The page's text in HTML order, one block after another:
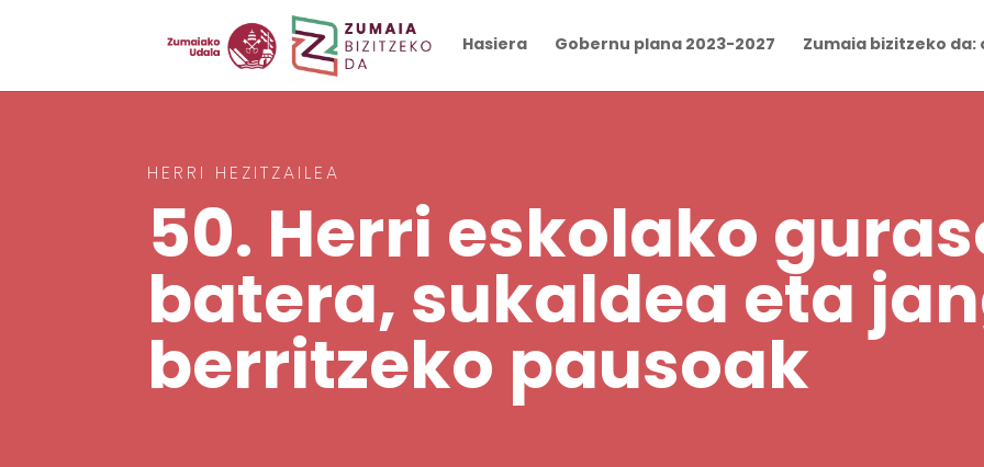
Hasiera Gobernu plana 2023-2027 Zumaia bizitzeko
HERRI HEZITZAILEA
50. Herri eskolako
batera, sukaldea eta
berritzeko pausoak